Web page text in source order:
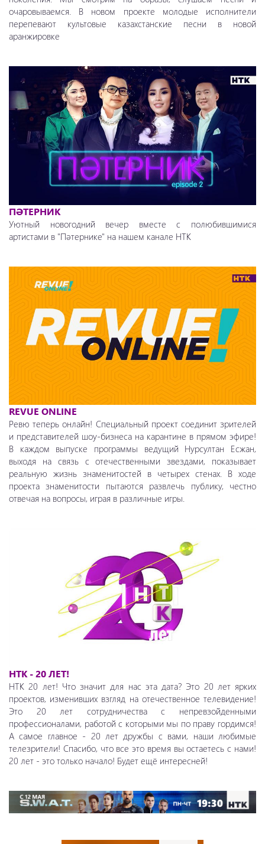
очаровываемся. В новом проекте молодые исполнители
перепевают культовые казахстанские песни в новой
аранжировке
ПӘТЕРНИК
Уютный новогодний вечер вместе с полюбившимися
артистами в "Пәтернике" на нашем канале НТК
REVUE ONLINE
Ревю теперь онлайн! Специальный проект соединит зрителей
и представителей шоу-бизнеса на карантине в прямом эфире!
В каждом выпуске программы ведущий Нурсултан Есжан,
выходя на связь с отечественными звездами, показывает
реальную жизнь знаменитостей в четырех стенах. В ходе
проекта знаменитости пытаются развлечь публику, честно
отвечая на вопросы, играя в различные игры.
НТК - 20 ЛЕТ!
НТК 20 лет! Что значит для нас эта дата? Это 20 лет ярких
проектов, изменивших взгляд на отечественное телевидение!
Это 20 лет сотрудничества с непревзойденными
профессионалами, работой с которыми мы по праву гордимся!
А самое главное - 20 лет дружбы с вами, наши любимые
телезрители! Спасибо, что все это время вы остаетесь с нами!
20 лет - это только начало! Будет ещё интересней!